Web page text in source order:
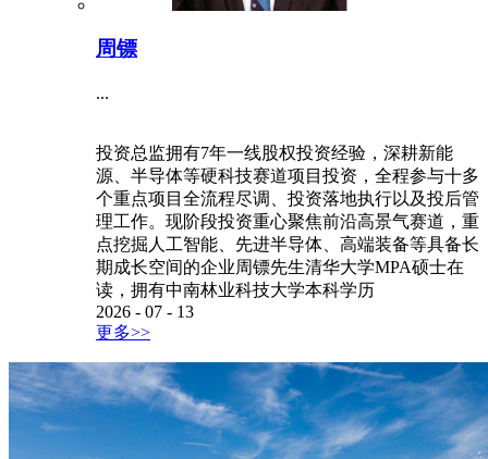
周镖
...
投资总监拥有7年一线股权投资经验，深耕新能
源、半导体等硬科技赛道项目投资，全程参与十多
个重点项目全流程尽调、投资落地执行以及投后管
理工作。现阶段投资重心聚焦前沿高景气赛道，重
点挖掘人工智能、先进半导体、高端装备等具备长
期成长空间的企业周镖先生清华大学MPA硕士在
读，拥有中南林业科技大学本科学历
2026 - 07 - 13
更多>>